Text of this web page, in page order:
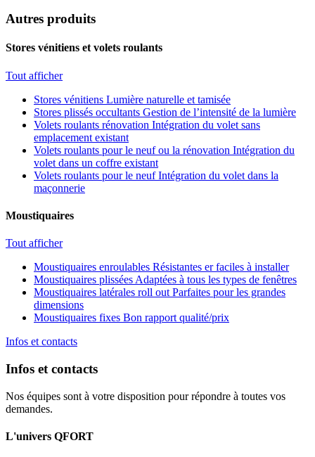
Autres produits
Stores vénitiens et volets roulants
Tout afficher
Stores vénitiens Lumière naturelle et tamisée
Stores plissés occultants Gestion de l’intensité de la lumière
Volets roulants rénovation Intégration du volet sans
emplacement existant
Volets roulants pour le neuf ou la rénovation Intégration du
volet dans un coffre existant
Volets roulants pour le neuf Intégration du volet dans la
maçonnerie
Moustiquaires
Tout afficher
Moustiquaires enroulables Résistantes er faciles à installer
Moustiquaires plissées Adaptées à tous les types de fenêtres
Moustiquaires latérales roll out Parfaites pour les grandes
dimensions
Moustiquaires fixes Bon rapport qualité/prix
Infos et contacts
Infos et contacts
Nos équipes sont à votre disposition pour répondre à toutes vos
demandes.
L'univers QFORT